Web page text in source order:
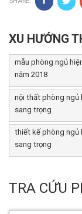
XU HƯỚNG
mẫu phòng ngủ
năm 2018
nội thất phòng ngủ
sang trọng
thiết kế phòng ngủ
sang trọng
TRA CỨU